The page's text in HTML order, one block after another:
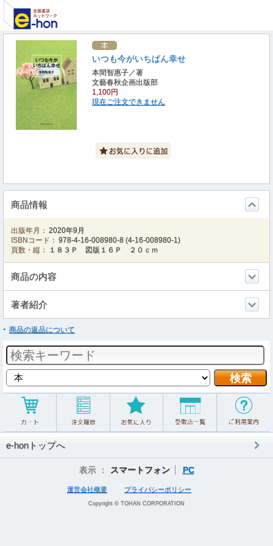
いつも今がいちばん幸せ
本間智惠子／著
文藝春秋企画出版部
1,100円
現在ご注文できません
商品情報
出版年月： 2020年9月
ISBNコード： 978-4-16-008980-8 (4-16-008980-1)
頁数・縦：
１８３Ｐ 図版１６Ｐ ２０ｃｍ
商品の内容
著者紹介
商品の返品について
e-honトップへ
表示 ： スマートフォン PC
運営会社概要 プライバシーポリシー
Copyright © TOHAN CORPORATION